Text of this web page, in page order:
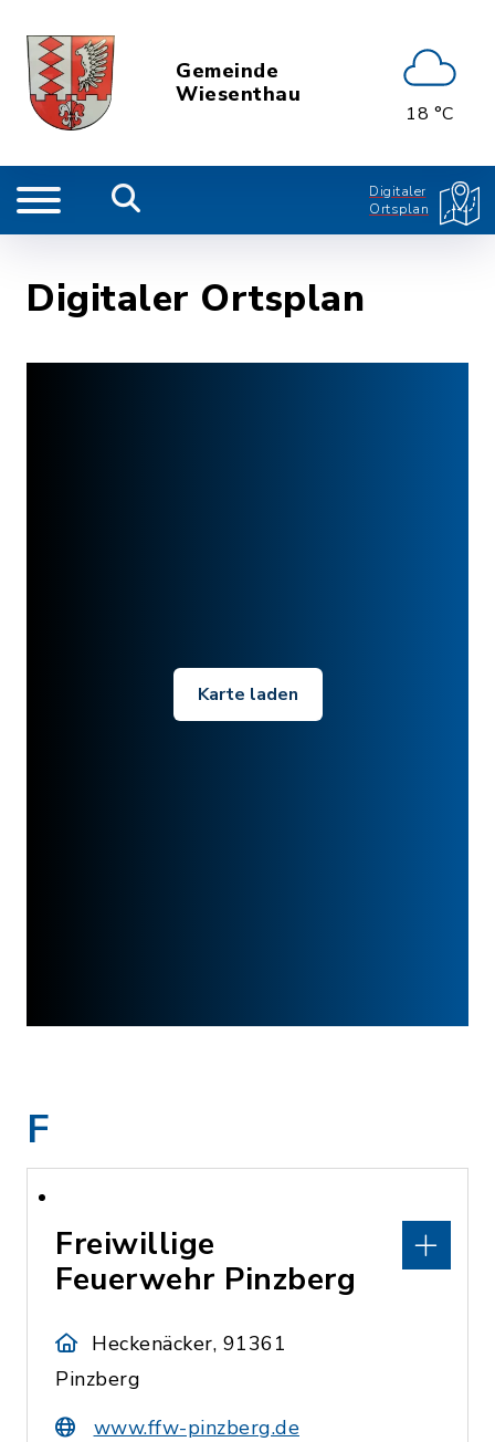
Gemeinde
Wiesenthau
18 °C
Digitaler
Ortsplan
Digitaler Ortsplan
Karte laden
F
Freiwillige
Feuerwehr Pinzberg
Heckenäcker, 91361
Pinzberg
www.ffw-pinzberg.de